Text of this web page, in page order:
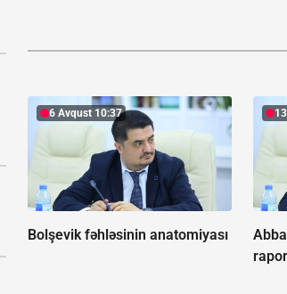
6 Avqust 10:37
Bolşevik fəhləsinin anatomiyası